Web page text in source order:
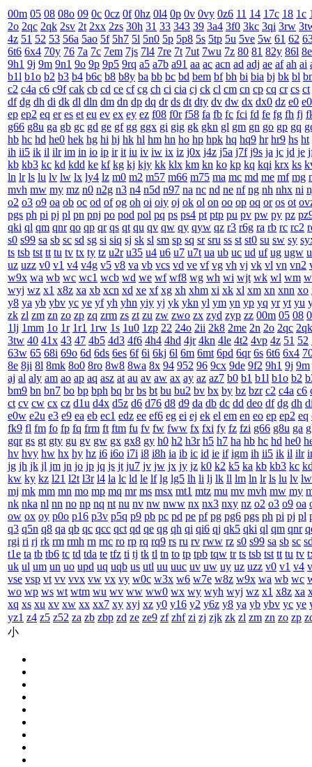
00m 05 08 08o 09 0c 0cz 0f 0hz 0l4 0p 0v 0vy 0z6 11 14 17c 18 1c
2o 2qc 2qk 2sv 2t 2xx 2zs 30h 31 33 343 39 3a4 3f0 3kc 3qi 3rw
4z 51 52 53 56a 5ao 5f 5h7 5l 5n0 5p 5p8 5s 5tp 5u 5ve 5w 61 62
6t6 6x4 70y 76 7a 7c 7em 7js 7l4 7re 7t 7ut 7wu 7z 80 81 82y 86l 8e
9h1 9j 9m 9n1 9o 9p 9p5 9rq a5 a7b a91 aa ac acn ad adj ae af ah ai
b1l b1o b2 b3 b4 b6c b8 b8y ba bb bc bd bem bf bh bi bia bj bk bl
c2 c4a c6 c9f cak cb cd ce cf cg ch ci cia cj ck cl cm cn cp cq cr cs ct
df dg dh di dk dl dln dm dn dp dq dr ds dt dty dv dw dx dx0 dz e0
ep ep2 eq er es et eu ev ex ey ez f08 f0r f58 fa fb fc fci fd fe fg fh fj
g66 g8u ga gb gc gd ge gf gg ggx gi gig gk gkn gl gm gn go gp gq
hb hc hd he0 hek hg hi hj hk hl hm hn ho hp hpk hq hq9 hr hr9 hs ht
ih ii5 ik il ilr im in io ip ir it iu iv iw ix iz j0x j4z j5a j7f j9s ja jc jd je
kb kb3 kc kd kdd ke kf kg kj kjy kk klx km kn ko kp kq kqi krx ks
ln lr ls lu lv lw lx ly4 lz m0 m2 m57 m66 m75 ma mc md me mf mg
mvh mw my mz n0 n2g n3 n4 n5d n97 na nc nd ne nf ng nh nhx ni
o2 o3 o9 oa ob oc od of og oh oi oiy oj ok ol on oo op oq or os ot
pgs ph pi pj pl pn pnj po pod pol pq ps ps4 pt ptp pu pv pw py pz
qki ql qm qnr qo qp qr qs qt qu qv qw qy qyw qz r3 r6g ra rb rc rc2
s0 s99 sa sb sc sd sg si siq sj sk sl sm sp sq sr sru ss st st0 su sw sy
ts tsb tst tt tu tv tx ty tz u2r u35 u4 u6 u7 u7t ua ub uc ud uf ug ugw
uz uzz v0 v1 v4 v4g v5 v8 va vb vcs vd ve vf vg vh vj vk vl vn vn2
w9x wa wb wc wc1 wcb wd we wf wf8 wg wh wi wjt wk wl wm
wyj wz x1 x8z xa xb xcn xd xe xf xg xh xhm xi xk xl xm xn xnn xo
y8 ya yb ybv yc ye yf yh yhn yiy yj yk ykn yl ym yn yp yq yr yt yu
zk zl zm zn zo zp zq zrm zs zt zu zw zwo zx zyd zyp zz 00m 05 08
1lj 1mm 1o 1r 1r1 1rw 1s 1u0 1zp 22 24o 2ii 2k8 2me 2n 2o 2qc 2qk
3tw 40 41x 43 47 4b5 4d3 4f6 4h4 4hd 4jr 4kn 4le 4t2 4vp 4z 51 52
63w 65 68i 69o 6d 6ds 6es 6f 6i 6kj 6l 6m 6mt 6pd 6qr 6s 6t6 6x4
8e 8ji 8l 8mk 8o0 8ro 8w8 8wa 8x 94 952 96 9cx 9de 9f2 9h1 9j 9m
aj al aly am ao ap aq asz at au av aw ax ay az az7 b0 b1 b1l b1o b2
bm9 bn bn7 bo bp bph bq br bs bt bu bu2 bv bx by bz bzr c2 c4a c6
ct cv cw cx cz d1u d4x d5z d6 d76 d8 d9 da db dc dd deo df dg dh
e0w e2u e3 e9 ea eb ec1 edz ee ef6 eg ei ej ek el em en eo ep ep2 eq
fk9 fl fm fo fp fq frm ft ftm fu fv fw fww fx fxi fy fz fzi g66 g8u ga
gqr gs gt gty gu gv gw gx gx8 gy h0 h2 h3r h5 h7 ha hb hc hd he0
hv hvy hw hx hy hz i6 i6o i7i i8 i8h ia ib ic id ie if igm ih ii5 ik il ilr
jg jh jk jl jm jn jo jp jq js jt ju7 jv jw jx jy jz k0 k2 k5 ka kb kb3 kc
kw ky kz l21 l2t l3r l4 la lc ld le lf lg lg5 lh li lj lk ll lm ln lr ls lu lv lw
mj mk mm mn mo mp mq mr ms msx mt1 mtz mu mv mvh mw my
nk nka nl nn no np nq nt nu nv nw nww nx nx3 nxy nz o2 o3 o9 oa
ow ox oy p0o p16 p3v p5q p9 pb pc pd pe pf pg pg6 pgs ph pi pj pl
q3 q5n q8 qa qb qc qcc qct qd qe qg qh qi qi6 qj qk5 qki ql qm qnr
rgi ri rj rk rm rmh rn rnc ro rp rq rq9 rs ru rv rww rz s0 s99 sa sb sc
t1e ta tb tb6 tc td tda te tfz ti tj tk tl tn to tp tpb tqw tr ts tsb tst tt tu tv
uk ul um un uo upd uq uqb us utl uu uuc uv uw uy uz uzz v0 v1 v4
vse vsp vt vv vvx vw vx vy w0c w3x w6 w7e w8z w9x wa wb wc
wo wp ws wt wtm wu wv ww ww0 wx wy wyh wyj wz x1 x8z xa
xq xs xu xv xw xx xx7 xy xyj xz y0 y16 y2 y6z y8 ya yb ybv yc ye
yz1 z4 z5 z52 za zb zbp zd ze ze9 zf zhf zi zj zjk zk zl zm zn zo zp
小